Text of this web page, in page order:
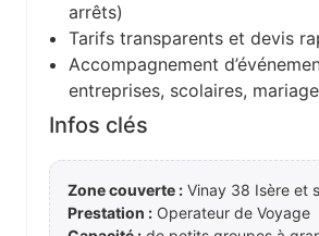
arrêts)
Tarifs transparents et devis
Accompagnement
entreprises, scolaires,
Infos clés
Zone couverte : Vinay 38 Isère et
Prestation : Operateur de Voyage